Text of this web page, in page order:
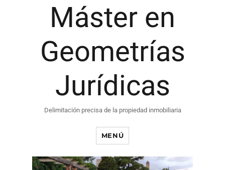
Máster en
Geometrías
Jurídicas
Delimitación precisa de la propiedad inmobiliaria
MENÚ